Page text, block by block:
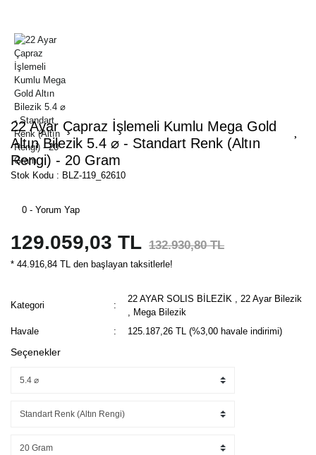
22 Ayar Çapraz İşlemeli Kumlu Mega Gold
Altın Bilezik 5.4 ⌀ - Standart Renk (Altın
Rengi) - 20 Gram
Stok Kodu : BLZ-119_62610
0 - Yorum Yap
129.059,03 TL 132.930,80 TL
* 44.916,84 TL den başlayan taksitlerle!
Kategori
22 AYAR SOLIS BİLEZİK
22 Ayar Bilezik
Mega Bilezik
Havale
125.187,26 TL (%3,00 havale indirimi)
Seçenekler